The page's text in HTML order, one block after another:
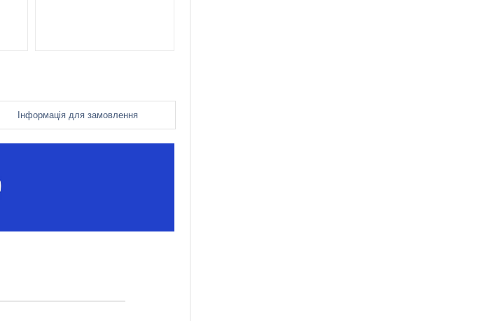
Інформація для замовлення